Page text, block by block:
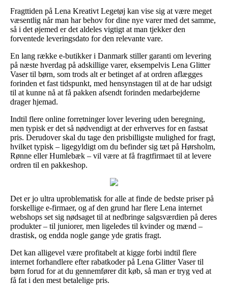
Fragttiden på Lena Kreativt Legetøj kan vise sig at være meget
væsentlig når man har behov for dine nye varer med det samme,
så i det øjemed er det aldeles vigtigt at man tjekker den
forventede leveringsdato for den relevante vare.
En lang række e-butikker i Danmark stiller garanti om levering
på næste hverdag på adskillige varer, eksempelvis Lena Glitter
Vaser til børn, som trods alt er betinget af at ordren aflægges
forinden et fast tidspunkt, med hensynstagen til at de har udsigt
til at kunne nå at få pakken afsendt forinden medarbejderne
drager hjemad.
Indtil flere online forretninger lover levering uden beregning,
men typisk er det så nødvendigt at der erhverves for en fastsat
pris. Derudover skal du tage den prisbilligste mulighed for fragt,
hvilket typisk – ligegyldigt om du befinder sig tæt på Hørsholm,
Rønne eller Humlebæk – vil være at få fragtfirmaet til at levere
ordren til en pakkeshop.
Det er jo ultra uproblematisk for alle at finde de bedste priser på
forskellige e-firmaer, og af den grund har flere Lena internet
webshops set sig nødsaget til at nedbringe salgsværdien på deres
produkter – til juniorer, men ligeledes til kvinder og mænd –
drastisk, og endda nogle gange yde gratis fragt.
Det kan alligevel være profitabelt at kigge forbi indtil flere
internet forhandlere efter rabatkoder på Lena Glitter Vaser til
børn forud for at du gennemfører dit køb, så man er tryg ved at
få fat i den mest betalelige pris.